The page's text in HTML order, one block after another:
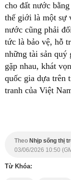
cho đất nước
thế giới là một sự
nước cũng phải
tức là bảo vệ, hỗ
những tài sản quý
gặp nhau, khát
quốc gia dựa trên
tranh của Việt
Theo Nhịp sống thị
03/06/2026 10:50
Từ Khóa: